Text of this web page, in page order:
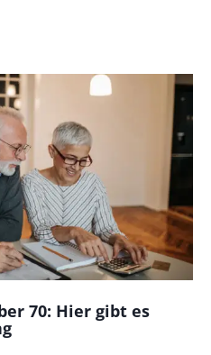
70: Hier gibt es